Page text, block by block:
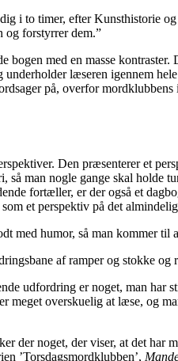
i to timer, efter Kunsthistorie
og forstyrrer dem.”
med en masse
læseren igennem
på, overfor
Den præsenterer et
så man nogle gange skal holde
fortæller, er der også et
et perspektiv på det
med humor, så man kommer
af ramper og stokke og
udfordring er noget, man har
meget overskuelig at læse, og
der noget, der viser, at det
’Torsdagsmordklubben’,